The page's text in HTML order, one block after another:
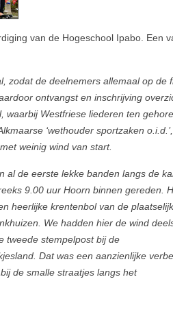
zodat de deelnemers allemaal op de
ontvangst en inschrijving
waarbij Westfriese liederen ten
‘wethouder sportzaken
weinig wind van start.
al de eerste lekke banden langs de
9.00 uur Hoorn binnen gereden.
heerlijke krentenbol van de
We hadden hier de wind
tweede stempelpost bij de
Dat was een aanzienlijke
de smalle straatjes langs het